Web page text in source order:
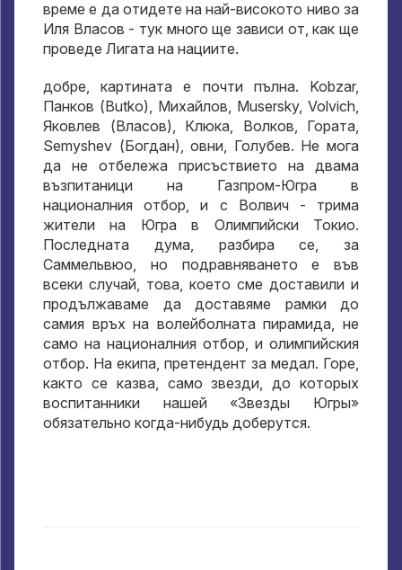
време е да отидете на най-високото ниво за
Иля Власов - тук много ще зависи от, как ще
проведе Лигата на нациите.
добре, картината е почти пълна. Kobzar,
Панков (Butko), Михайлов, Musersky, Volvich,
Яковлев (Власов), Клюка, Волков, Гората,
Semyshev (Богдан), овни, Голубев. Не мога
да не отбележа присъствието на двама
възпитаници на Газпром-Югра в
националния отбор, и с Волвич - трима
жители на Югра в Олимпийски Токио.
Последната дума, разбира се, за
Саммельвюо, но подравняването е във
всеки случай, това, което сме доставили и
продължаваме да доставяме рамки до
самия връх на волейболната пирамида, не
само на националния отбор, и олимпийския
отбор. На екипа, претендент за медал. Горе,
както се казва, само звезди,до которых
воспитанники нашей «Звезды Югры»
обязательно когда-нибудь доберутся.